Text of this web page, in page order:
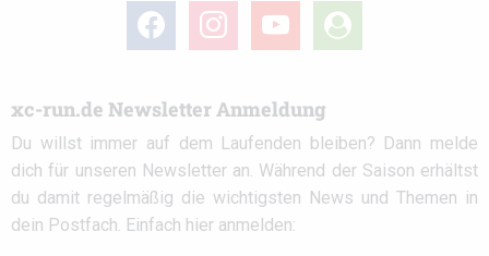
facebook instagramyoutube
user-
circle
xc-run.de Newsletter Anmeldung
Du willst immer auf dem Laufenden bleiben? Dann melde
dich für unseren Newsletter an. Während der Saison erhältst
du damit regelmäßig die wichtigsten News und Themen in
dein Postfach. Einfach hier anmelden: